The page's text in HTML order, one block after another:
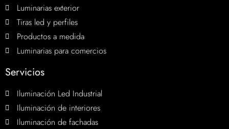
Luminarias exterior
Tiras led y perfiles
Productos a medida
Luminarias para comercios
Servicios
Iluminación Led Industrial
Iluminación de interiores
Iluminación de fachadas